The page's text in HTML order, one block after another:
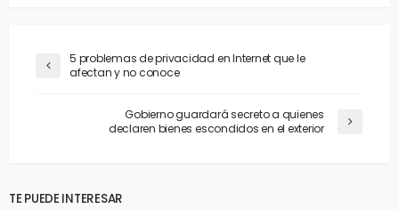
5 problemas de privacidad en Internet que le
afectan y no conoce
Gobierno guardará secreto a quienes
declaren bienes escondidos en el exterior
TE PUEDE INTERESAR